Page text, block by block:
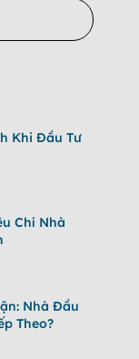
Khi Đầu Tư
Chí Nhà
Nhà Đầu
Theo?